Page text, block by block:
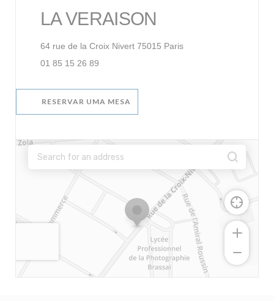
LA VERAISON
64 rue de la Croix Nivert 75015 Paris((abre numa nova
01 85 15 26 89
RESERVAR UMA MESA